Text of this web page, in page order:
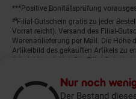
Nur noch
Der Bestand
***Positive Bonitätsprüfung
²⁰Filial-Gutschein gratis zu jeder
Vorrat reicht). Versand des Filial-
Warenanlieferung per Mail. Die Höhe
Artikelbild des gekauften Artikels zu
Art nicht gestattet. Der Filial-
einlösbar. Nicht mit anderen
Shop-Aktionen) kombinierbar. Der
Gutscheins ist darauf vermerkt.